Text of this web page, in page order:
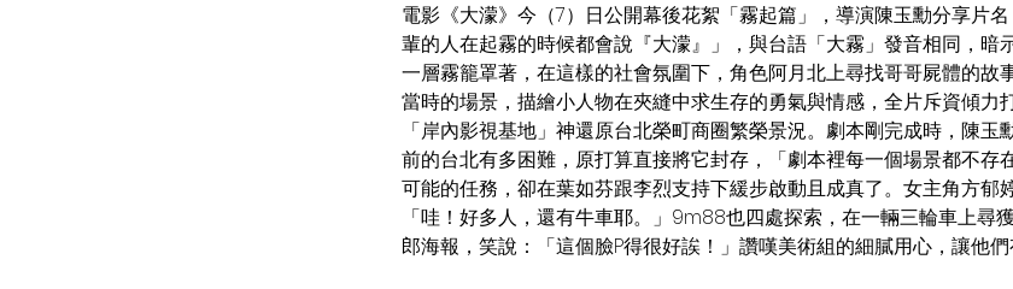
電影《大濛》今（7）日公開幕後花絮「霧起篇」，導演陳玉勳分享片
輩的人在起霧的時候都會說『大濛』」，與台語「大霧」發音相同，暗
一層霧籠罩著，在這樣的社會氛圍下，角色阿月北上尋找哥哥屍體的故
當時的場景，描繪小人物在夾縫中求生存的勇氣與情感，全片斥資傾力
「岸內影視基地」神還原台北榮町商圈繁榮景況。劇本剛完成時，陳玉
前的台北有多困難，原打算直接將它封存，「劇本裡每一個場景都不存
可能的任務，卻在葉如芬跟李烈支持下緩步啟動且成真了。女主角方郁
「哇！好多人，還有牛車耶。」9m88也四處探索，在一輛三輪車上尋
郎海報，笑說：「這個臉P得很好誒！」讚嘆美術組的細膩用心，讓他們